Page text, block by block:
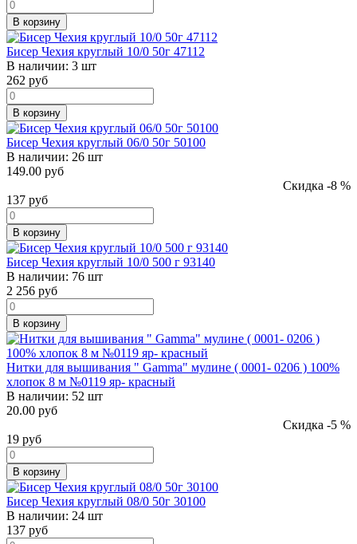
В корзину
Бисер Чехия круглый 10/0 50г 47112
В наличии: 3 шт
262 руб
В корзину
Бисер Чехия круглый 06/0 50г 50100
В наличии: 26 шт
149.00 руб
Скидка -8 %
137 руб
В корзину
Бисер Чехия круглый 10/0 500 г 93140
В наличии: 76 шт
2 256 руб
В корзину
Нитки для вышивания " Gamma" мулине ( 0001- 0206 ) 100%
хлопок 8 м №0119 яр- красный
В наличии: 52 шт
20.00 руб
Скидка -5 %
19 руб
В корзину
Бисер Чехия круглый 08/0 50г 30100
В наличии: 24 шт
137 руб